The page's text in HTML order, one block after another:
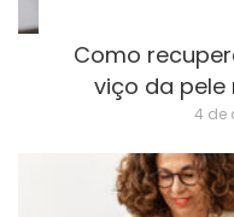
Como
viço da pele
4 de